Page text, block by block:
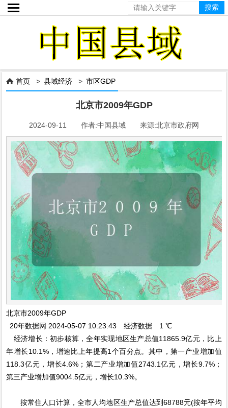

 首页 >县域经济 >市区GDP
北京市2009年GDP
2024-09-11 作者:中国县域 来源:北京市政府网
北京市2009年GDP
20年数据网 2024-05-07 10:23:43 经济数据 1 ℃
经济增长：初步核算，全年实现地区生产总值11865.9亿元，比上
年增长10.1%，增速比上年提高1个百分点。其中，第一产业增加值
118.3亿元，增长4.6%；第二产业增加值2743.1亿元，增长9.7%；
第三产业增加值9004.5亿元，增长10.3%。
按常住人口计算，全市人均地区生产总值达到68788元(按年平均